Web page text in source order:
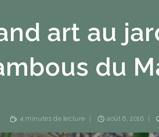
art au
du
4 minutes de lecture août 6, 2016